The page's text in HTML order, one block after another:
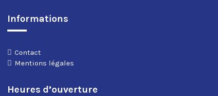
Informations
Contact
Mentions légales
Heures d’ouverture